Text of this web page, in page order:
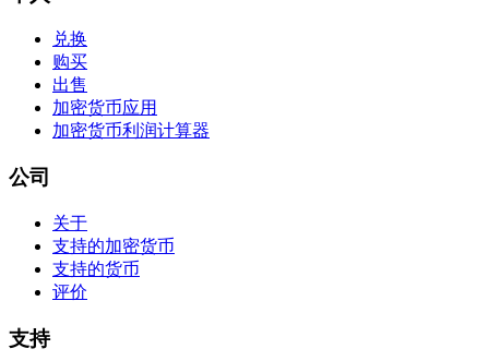
兑换
购买
出售
加密货币应用
加密货币利润计算器
公司
关于
支持的加密货币
支持的货币
评价
支持